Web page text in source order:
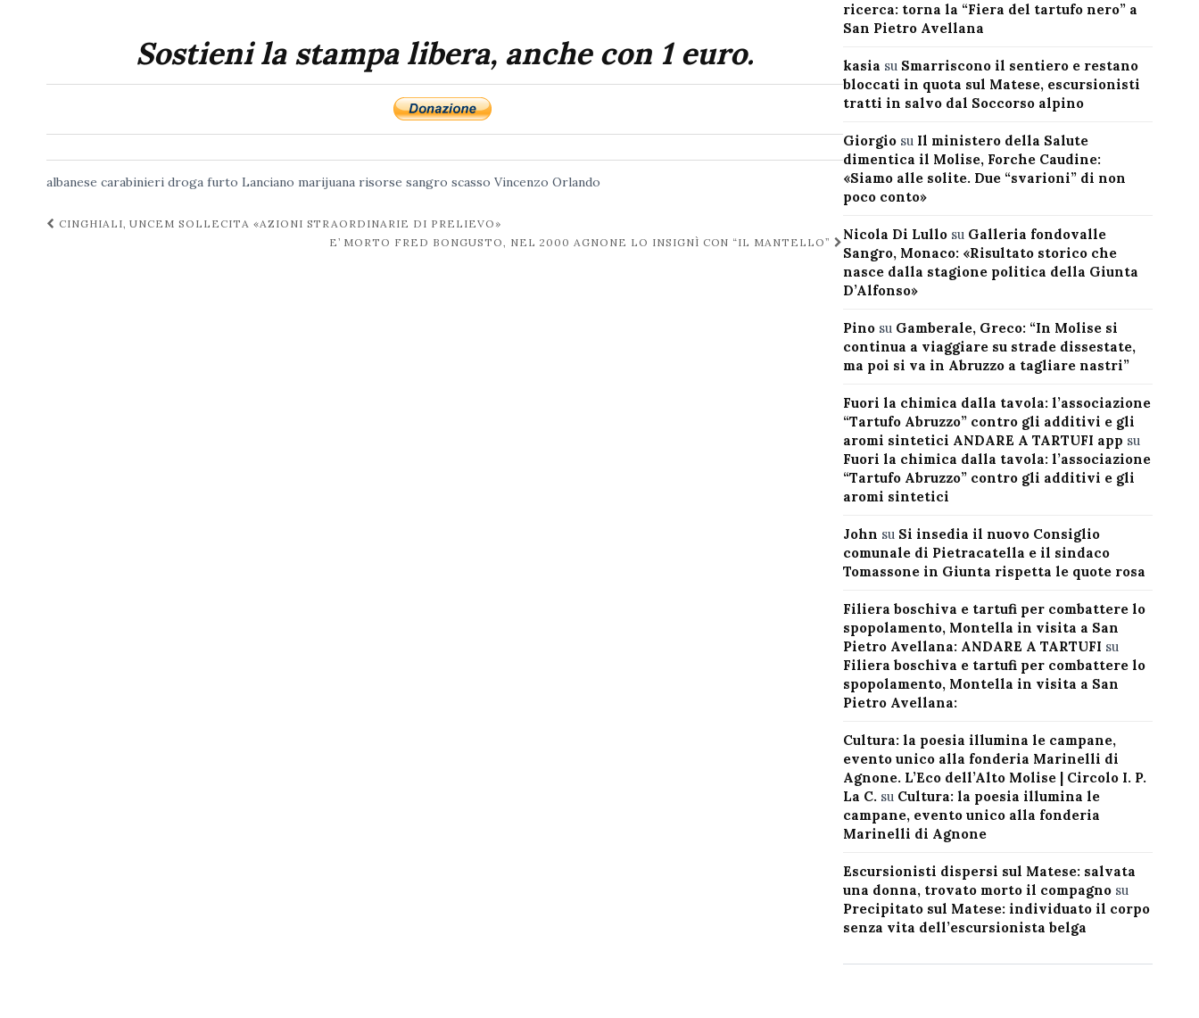
Sostieni la stampa libera, anche con 1 euro.
albanese carabinieri droga furto Lanciano marijuana risorse sangro scasso Vincenzo Orlando
Navigazione
CINGHIALI, UNCEM SOLLECITA «AZIONI STRAORDINARIE DI PRELIEVO»
E’ MORTO FRED BONGUSTO, NEL 2000 AGNONE LO INSIGNÌ CON “IL MANTELLO”
ricerca: torna la “Fiera del tartufo nero” a
San Pietro Avellana
kasia su Smarriscono il sentiero e restano
bloccati in quota sul Matese, escursionisti
tratti in salvo dal Soccorso alpino
Giorgiosu Il ministero della Salute
dimentica il Molise, Forche Caudine:
«Siamo alle solite. Due “svarioni” di non
poco conto»
Nicola Di Lullosu Galleria fondovalle
Sangro, Monaco: «Risultato storico che
nasce dalla stagione politica della Giunta
D’Alfonso»
Pinosu Gamberale, Greco: “In Molise si
continua a viaggiare su strade dissestate,
ma poi si va in Abruzzo a tagliare nastri”
Fuori la chimica dalla tavola: l’associazione
“Tartufo Abruzzo” contro gli additivi e gli
aromi sintetici ANDARE A TARTUFI app su
Fuori la chimica dalla tavola: l’associazione
“Tartufo Abruzzo” contro gli additivi e gli
aromi sintetici
John su Si insedia il nuovo Consiglio
comunale di Pietracatella e il sindaco
Tomassone in Giunta rispetta le quote rosa
Filiera boschiva e tartufi per combattere lo
spopolamento, Montella in visita a San
Pietro Avellana: ANDARE A TARTUFI su
Filiera boschiva e tartufi per combattere lo
spopolamento, Montella in visita a San
Pietro Avellana:
Cultura: la poesia illumina le campane,
evento unico alla fonderia Marinelli di
Agnone. L’Eco dell’Alto Molise | Circolo I. P.
La C. su Cultura: la poesia illumina le
campane, evento unico alla fonderia
Marinelli di Agnone
Escursionisti dispersi sul Matese: salvata
una donna, trovato morto il compagnosu
Precipitato sul Matese: individuato il corpo
senza vita dell’escursionista belga